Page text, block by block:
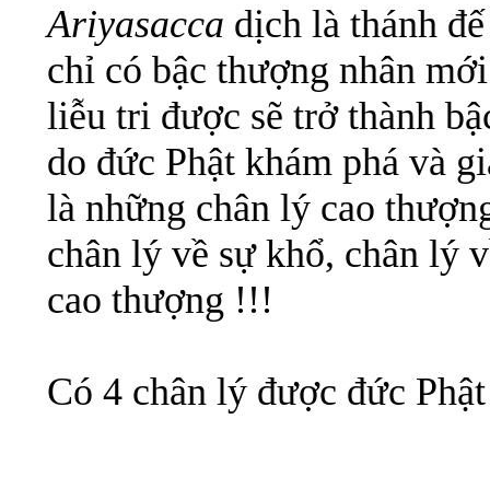
Ariyasacca dịch là thánh
chỉ có bậc thượng nhân
liễu tri được sẽ trở thành
do đức Phật khám phá và
là những chân lý cao
chân lý về sự khổ, chân lý
cao thượng !!!
Có 4 chân lý được đức